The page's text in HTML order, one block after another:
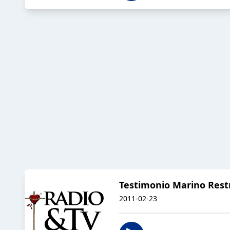
Testimonio Marino
2011-02-23